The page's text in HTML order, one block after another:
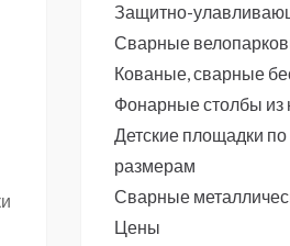
Защитно-
Сварные
Кованые, сварные
Фонарные столбы из
Детские площадки
размерам
Сварные
Цены